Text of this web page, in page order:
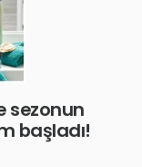
sezonun
başladı!